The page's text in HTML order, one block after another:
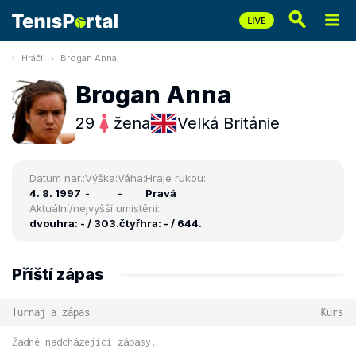
Hráči Brogan Anna
Brogan Anna
29 žena Velká Británie
Datum nar.:
4. 8. 1997
Výška:
-
Váha:
-
Hraje rukou:
Pravá
Aktuální/nejvyšší umístění:
dvouhra: - / 303.čtyřhra: - / 644.
Příští zápas
Turnaj a zápas Kurs
Žádné nadcházející zápasy.